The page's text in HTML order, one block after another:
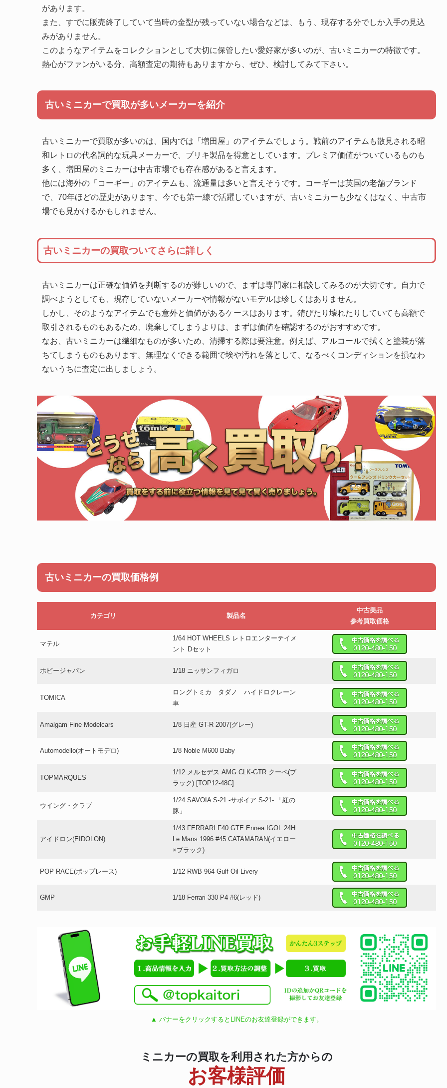
があります。
また、すでに販売終了していて当時の金型が残っていない場合などは、もう、現存する分でしか入手の見込
みがありません。
このようなアイテムをコレクションとして大切に保管したい愛好家が多いのが、古いミニカーの特徴です。
熱心がファンがいる分、高額査定の期待もありますから、ぜひ、検討してみて下さい。
古いミニカーで買取が多いメーカーを紹介
古いミニカーで買取が多いのは、国内では「増田屋」のアイテムでしょう。戦前のアイテムも散見される昭
和レトロの代名詞的な玩具メーカーで、ブリキ製品を得意としています。プレミア価値がついているものも
多く、増田屋のミニカーは中古市場でも存在感があると言えます。
他には海外の「コーギー」のアイテムも、流通量は多いと言えそうです。コーギーは英国の老舗ブランド
で、70年ほどの歴史があります。今でも第一線で活躍していますが、古いミニカーも少なくはなく、中古市
場でも見かけるかもしれません。
古いミニカーの買取ついてさらに詳しく
古いミニカーは正確な価値を判断するのが難しいので、まずは専門家に相談してみるのが大切です。自力で
調べようとしても、現存していないメーカーや情報がないモデルは珍しくはありません。
しかし、そのようなアイテムでも意外と価値があるケースはあります。錆びたり壊れたりしていても高額で
取引されるものもあるため、廃棄してしまうよりは、まずは価値を確認するのがおすすめです。
なお、古いミニカーは繊細なものが多いため、清掃する際は要注意。例えば、アルコールで拭くと塗装が落
ちてしまうものもあります。無理なくできる範囲で埃や汚れを落として、なるべくコンディションを損なわ
ないうちに査定に出しましょう。
古いミニカーの買取価格例
カテゴリ 製品名
中古美品
参考買取価格
マテル
1/64 HOT WHEELS レトロエンターテイメ
ント Dセット
ホビージャパン 1/18 ニッサンフィガロ
TOMICA
ロングトミカ タダノ ハイドロクレーン
車
Amalgam Fine Modelcars 1/8 日産 GT-R 2007(グレー)
Automodello(オートモデロ) 1/8 Noble M600 Baby
TOPMARQUES
1/12 メルセデス AMG CLK-GTR クーペ(ブ
ラック) [TOP12-48C]
ウイング・クラブ
1/24 SAVOIA S-21 -サボイア S-21- 「紅の
豚」
アイドロン(EIDOLON)
1/43 FERRARI F40 GTE Ennea IGOL 24H
Le Mans 1996 #45 CATAMARAN(イエロー
×ブラック)
POP RACE(ポップレース) 1/12 RWB 964 Gulf Oil Livery
GMP 1/18 Ferrari 330 P4 #6(レッド)
▲ バナーをクリックするとLINEのお友達登録ができます。
ミニカーの買取を利用された方からの
お客様評価